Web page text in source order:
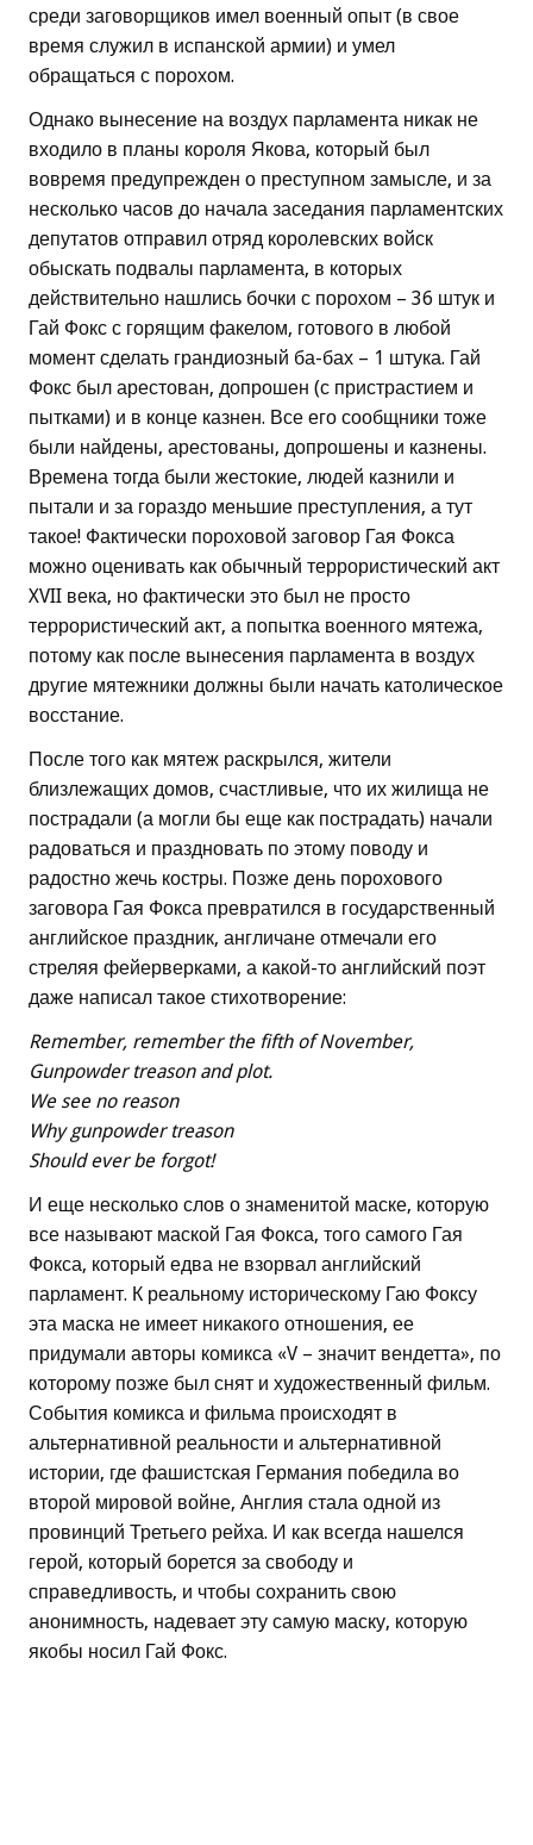
среди заговорщиков имел военный опыт (в свое
время служил в испанской армии) и умел
обращаться с порохом.
Однако вынесение на воздух парламента никак не
входило в планы короля Якова, который был
вовремя предупрежден о преступном замысле, и за
несколько часов до начала заседания парламентских
депутатов отправил отряд королевских войск
обыскать подвалы парламента, в которых
действительно нашлись бочки с порохом – 36 штук и
Гай Фокс с горящим факелом, готового в любой
момент сделать грандиозный ба-бах – 1 штука. Гай
Фокс был арестован, допрошен (с пристрастием и
пытками) и в конце казнен. Все его сообщники тоже
были найдены, арестованы, допрошены и казнены.
Времена тогда были жестокие, людей казнили и
пытали и за гораздо меньшие преступления, а тут
такое! Фактически пороховой заговор Гая Фокса
можно оценивать как обычный террористический акт
XVII века, но фактически это был не просто
террористический акт, а попытка военного мятежа,
потому как после вынесения парламента в воздух
другие мятежники должны были начать католическое
восстание.
После того как мятеж раскрылся, жители
близлежащих домов, счастливые, что их жилища не
пострадали (а могли бы еще как пострадать) начали
радоваться и праздновать по этому поводу и
радостно жечь костры. Позже день порохового
заговора Гая Фокса превратился в государственный
английское праздник, англичане отмечали его
стреляя фейерверками, а какой-то английский поэт
даже написал такое стихотворение:
Remember, remember the fifth of November,
Gunpowder treason and plot.
We see no reason
Why gunpowder treason
Should ever be forgot!
И еще несколько слов о знаменитой маске, которую
все называют маской Гая Фокса, того самого Гая
Фокса, который едва не взорвал английский
парламент. К реальному историческому Гаю Фоксу
эта маска не имеет никакого отношения, ее
придумали авторы комикса «V – значит вендетта», по
которому позже был снят и художественный фильм.
События комикса и фильма происходят в
альтернативной реальности и альтернативной
истории, где фашистская Германия победила во
второй мировой войне, Англия стала одной из
провинций Третьего рейха. И как всегда нашелся
герой, который борется за свободу и
справедливость, и чтобы сохранить свою
анонимность, надевает эту самую маску, которую
якобы носил Гай Фокс.